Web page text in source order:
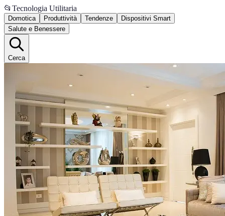
📂 Tecnologia Utilitaria
Domotica Produttività Tendenze
Dispositivi Smart
Salute e Benessere
Cerca